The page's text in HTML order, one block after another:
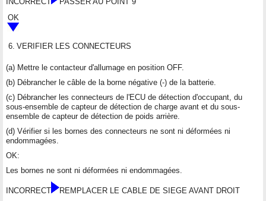
OK
6. VERIFIER LES CONNECTEURS
(a) Mettre le contacteur d'allumage en position OFF.
(b) Débrancher le câble de la borne négative (-) de la batterie.
(c) Débrancher les connecteurs de l'ECU de détection d'occupant, du
sous-ensemble de capteur de détection de charge avant et du sous-
ensemble de capteur de détection de poids arrière.
(d) Vérifier si les bornes des connecteurs ne sont ni déformées ni
endommagées.
OK:
Les bornes ne sont ni déformées ni endommagées.
INCORRECT
REMPLACER LE CABLE DE SIEGE AVANT DROIT